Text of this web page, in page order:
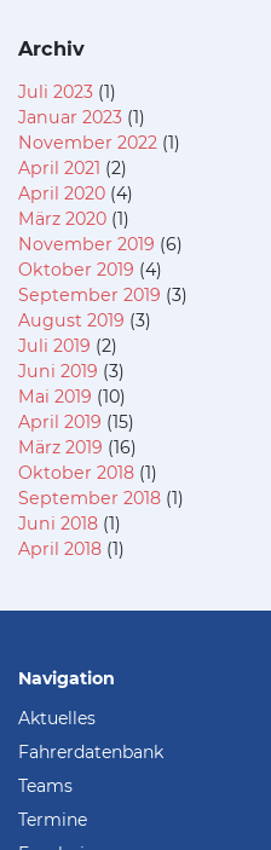
Archiv
Juli 2023 (1)
Januar 2023 (1)
November 2022 (1)
April 2021 (2)
April 2020 (4)
März 2020 (1)
November 2019 (6)
Oktober 2019 (4)
September 2019 (3)
August 2019 (3)
Juli 2019 (2)
Juni 2019 (3)
Mai 2019 (10)
April 2019 (15)
März 2019 (16)
Oktober 2018 (1)
September 2018 (1)
Juni 2018 (1)
April 2018 (1)
Navigation
Aktuelles
Fahrerdatenbank
Teams
Termine